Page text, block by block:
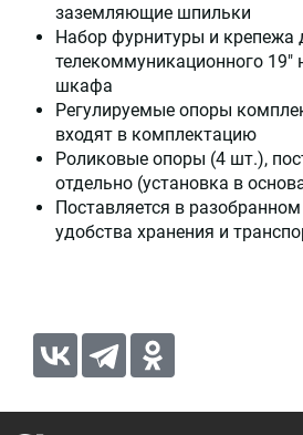
заземляющие шпильки
Набор фурнитуры и крепежа
телекоммуникационного 19"
шкафа
Регулируемые опоры
входят в комплектацию
Роликовые опоры (4 шт.),
отдельно (установка в
Поставляется в
удобства хранения и